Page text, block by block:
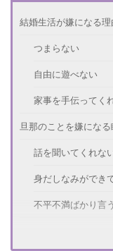
結婚生活が嫌になる理
つまらない
自由に遊べない
家事を手伝ってく
旦那のことを嫌になる
話を聞いてくれな
身だしなみができ
不平不満ばかり言う